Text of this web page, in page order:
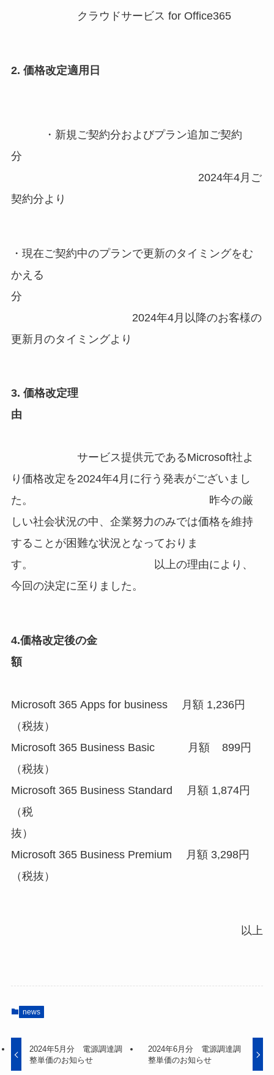
クラウドサービス for Office365
2. 価格改定適用日
・新規ご契約分およびプラン追加ご契約
分
2024年4月ご
契約分より
・現在ご契約中のプランで更新のタイミングをむ
かえる
分
2024年4月以降のお客様の
更新月のタイミングより
3. 価格改定理
由
サービス提供元であるMicrosoft社よ
り価格改定を2024年4月に行う発表がございまし
た。 昨今の厳
しい社会状況の中、企業努力のみでは価格を維持
することが困難な状況となっておりま
す。 以上の理由により、
今回の決定に至りました。
4.価格改定後の金
額
Microsoft 365 Apps for business 月額 1,236円
（税抜）
Microsoft 365 Business Basic 月額 899円
（税抜）
Microsoft 365 Business Standard 月額 1,874円
（税
抜）
Microsoft 365 Business Premium 月額 3,298円
（税抜）
以上
news
2024年5月分 電源調達調
整単価のお知らせ
2024年6月分 電源調達調
整単価のお知らせ